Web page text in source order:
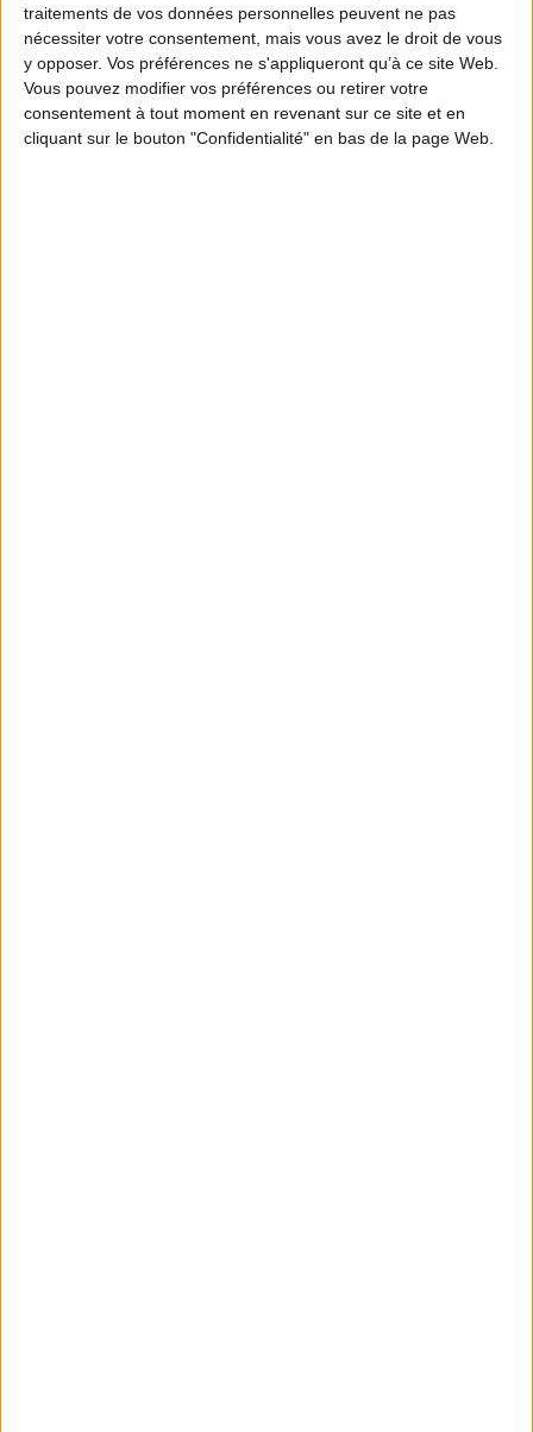
traitements de vos données personnelles peuvent ne pas
nécessiter votre consentement, mais vous avez le droit de vous
y opposer. Vos préférences ne s'appliqueront qu’à ce site Web.
Vous pouvez modifier vos préférences ou retirer votre
consentement à tout moment en revenant sur ce site et en
cliquant sur le bouton "Confidentialité" en bas de la page Web.